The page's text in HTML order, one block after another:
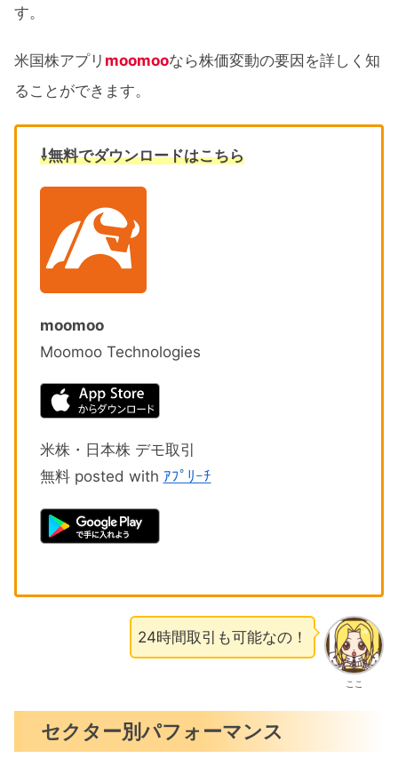
す。
米国株アプリ moomooなら株価変動の要因を詳しく知
ることができます。
⇩無料でダウンロードはこちら
moomoo
Moomoo Technologies
米株・日本株 デモ取引
無料 posted with ｱﾌﾟﾘｰﾁ
ここ
24時間取引も可能なの！
セクター別パフォーマンス